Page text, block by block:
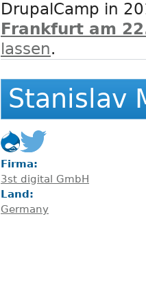
ü
DrupalCamp in
Frankfurt am
lassen.
Stanislav
Firma:
3st digital GmbH
Land:
Germany